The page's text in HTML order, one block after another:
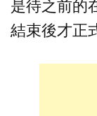
是待之前的
結束後才正